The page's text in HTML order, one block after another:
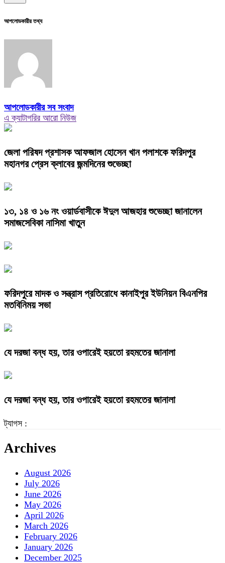
আপলোডকারীর তথ্য
আপলোডকারীর সব সংবাদ
এ ক্যাটাগরির আরো নিউজ
জেলা পরিষদ প্রশাসক আফজাল হোসেন খান পলাশকে ফরিদপুর
মহানগর প্রেস ক্লাবের জন্মদিনের শুভেচ্ছা
১৩, ১৪ ও ১৬ নং ওয়ার্ডবাসীকে ঈদুল আজহার শুভেচ্ছা জানালেন
সমাজসেবিকা নাসিমা খাতুন
ফরিদপুরে মাদক ও সন্ত্রাস প্রতিরোধে কানাইপুর ইউনিয়ন বিএনপির
মতবিনিময় সভা
যে দরজা বন্ধ হয়, তার ওপারেই হয়তো রহমতের জানালা
যে দরজা বন্ধ হয়, তার ওপারেই হয়তো রহমতের জানালা
ট্যাগস :
Archives
August 2026
July 2026
June 2026
May 2026
April 2026
March 2026
February 2026
January 2026
December 2025